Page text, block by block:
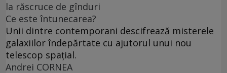
la răscruce de gînduri
Ce este întunecarea?
Unii dintre contemporani descifrează misterele
galaxiilor îndepărtate cu ajutorul unui nou
telescop spațial.
Andrei CORNEA